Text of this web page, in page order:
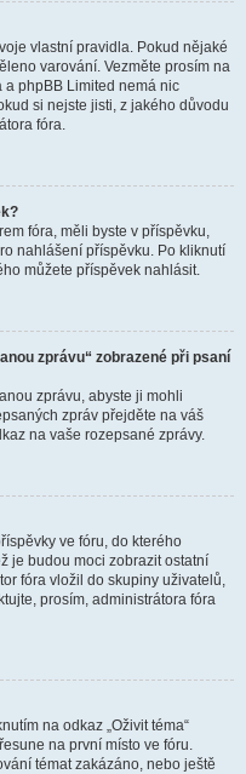
vlastní pravidla. Pokud nějaké
varování. Vezměte prosím na
a phpBB Limited nemá nic
si nejste jisti, z jakého důvodu
fóra.
fóra, měli byste v příspěvku,
nahlášení příspěvku. Po kliknutí
můžete příspěvek nahlásit.
zprávu“ zobrazené při psaní
zprávu, abyste ji mohli
zpráv přejděte na váš
na vaše rozepsané zprávy.
ve fóru, do kterého
je budou moci zobrazit ostatní
fóra vložil do skupiny uživatelů,
prosím, administrátora fóra
na odkaz „Oživit téma“
na první místo ve fóru.
témat zakázáno, nebo ještě